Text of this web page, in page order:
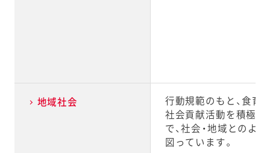
地域社会
行動規範のもと、食育
社会貢献活動を積極的
で、社会・地域とのよ
図っています。